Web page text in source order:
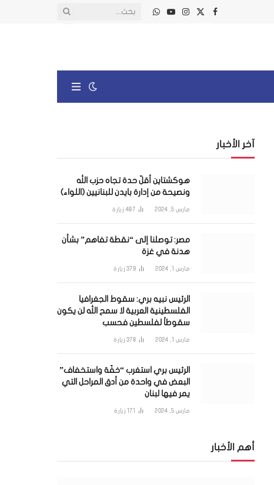
فيسبوك
X
الانستغرام
يوتيوبواتساب
آخر الأخبار
هوكشتاين أقلّ حدة تجاه حزب الله
ونصيحة من إدارة بايدن للبنانيين (اللواء)
مارس 5, 2024 487 زيارة
مصر: توصلنا إلى “نقطة تفاهم” بشأن
هدنة في غزة
مارس 1, 2024 379 زيارة
الرئيس نبيه بري: سقوط الجغرافيا
الفلسطينية العربية لا سمح الله لن يكون
سقوطاً لفلسطين فحسب
مارس 1, 2024 378 زيارة
الرئيس بري استغرب “خفّة واستخفاف”
البعض في واحدة من أدق المراحل التي
يمر فيها لبنان
مارس 5, 2024 171 زيارة
أهم الأخبار